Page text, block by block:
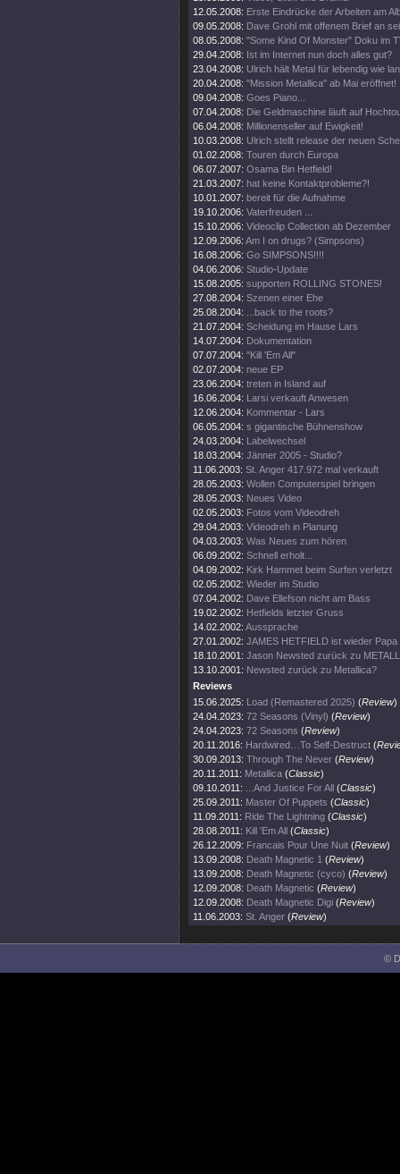
12.05.2008: Erste Eindrücke der Arbeiten am
09.05.2008: Dave Grohl mit offenem Brief an
08.05.2008: "Some Kind Of Monster" Doku im
29.04.2008: Ist im Internet nun doch alles gut?
23.04.2008: Ulrich hält Metal für lebendig wie
20.04.2008: "Mission Metallica" ab Mai eröffnet!
09.04.2008: Goes Piano...
07.04.2008: Die Geldmaschine läuft auf
06.04.2008: Millionenseller auf Ewigkeit!
10.03.2008: Ulrich stellt release der neuen
01.02.2008: Touren durch Europa
06.07.2007: Osama Bin Hetfield!
21.03.2007: hat keine Kontaktprobleme?!
10.01.2007: bereit für die Aufnahme
19.10.2006: Vaterfreuden ...
15.10.2006: Videoclip Collection ab Dezember
12.09.2006: Am I on drugs? (Simpsons)
16.08.2006: Go SIMPSONS!!!!
04.06.2006: Studio-Update
15.08.2005: supporten ROLLING STONES!
27.08.2004: Szenen einer Ehe
25.08.2004:
...back to the roots?
21.07.2004: Scheidung im Hause Lars
14.07.2004: Dokumentation
07.07.2004: "Kill 'Em All"
02.07.2004: neue EP
23.06.2004: treten in Island auf
16.06.2004: Larsi verkauft Anwesen
12.06.2004: Kommentar - Lars
06.05.2004: s gigantische Bühnenshow
24.03.2004: Labelwechsel
18.03.2004: Jänner 2005 - Studio?
11.06.2003: St. Anger 417.972 mal verkauft
28.05.2003: Wollen Computerspiel bringen
28.05.2003: Neues Video
02.05.2003: Fotos vom Videodreh
29.04.2003: Videodreh in Planung
04.03.2003: Was Neues zum hören
06.09.2002: Schnell erholt...
04.09.2002: Kirk Hammet beim Surfen verletzt
02.05.2002: Wieder im Studio
07.04.2002: Dave Ellefson nicht am Bass
19.02.2002: Hetfields letzter Gruss
14.02.2002: Aussprache
27.01.2002: JAMES HETFIELD ist wieder Papa
18.10.2001: Jason Newsted zurück zu
13.10.2001: Newsted zurück zu Metallica?
Reviews
15.06.2025: Load (Remastered 2025) (Review)
24.04.2023: 72 Seasons (Vinyl) (Review)
24.04.2023: 72 Seasons (Review)
20.11.2016: Hardwired…To Self-Destruct (
30.09.2013: Through The Never (Review)
20.11.2011: Metallica (Classic)
09.10.2011:
...And Justice For All (Classic)
25.09.2011: Master Of Puppets (Classic)
11.09.2011: Ride The Lightning (Classic)
28.08.2011: Kill 'Em All (Classic)
26.12.2009: Francais Pour Une Nuit (Review)
13.09.2008: Death Magnetic 1 (Review)
13.09.2008: Death Magnetic (cyco) (Review)
12.09.2008: Death Magnetic (Review)
12.09.2008: Death Magnetic Digi (Review)
11.06.2003: St. Anger (Review)
©